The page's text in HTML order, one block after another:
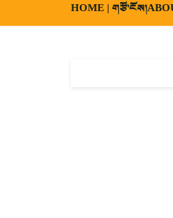
HOME | གཙོ་ངོས།